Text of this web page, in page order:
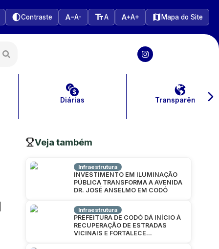
Contraste A- A A+ Mapa do Site
Diárias Transparência
Veja também
Infraestrutura
INVESTIMENTO EM ILUMINAÇÃO
PÚBLICA TRANSFORMA A AVENIDA
DR. JOSÉ ANSELMO EM CODÓ
Infraestrutura
PREFEITURA DE CODÓ DÁ INÍCIO À
RECUPERAÇÃO DE ESTRADAS
VICINAIS E FORTALECE